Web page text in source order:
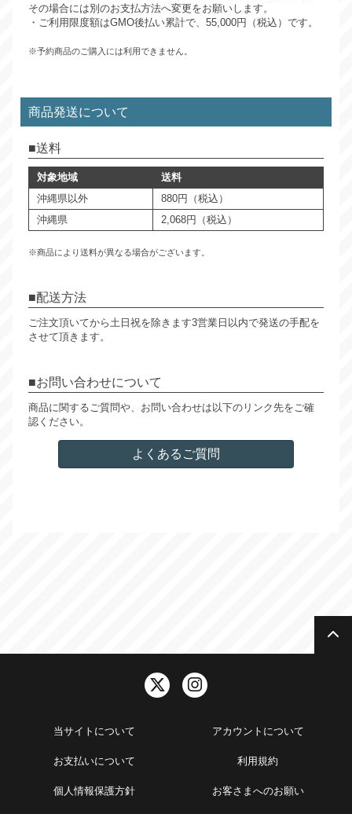
その場合には別のお支払方法へ変更をお願いします。
・ご利用限度額はGMO後払い累計で、55,000円（税込）です。
※予約商品のご購入には利用できません。
商品発送について
送料
対象地域
送料
沖縄県以外
880円（税込）
沖縄県
2,068円（税込）
※商品により送料が異なる場合がございます。
配送方法
ご注文頂いてから土日祝を除きます3営業日以内で発送の手配を
させて頂きます。
お問い合わせについて
商品に関するご質問や、お問い合わせは以下のリンク先をご確
認ください。
よくあるご質問
当サイトについて アカウントについて
お支払いについて 利用規約
個人情報保護方針 お客さまへのお願い